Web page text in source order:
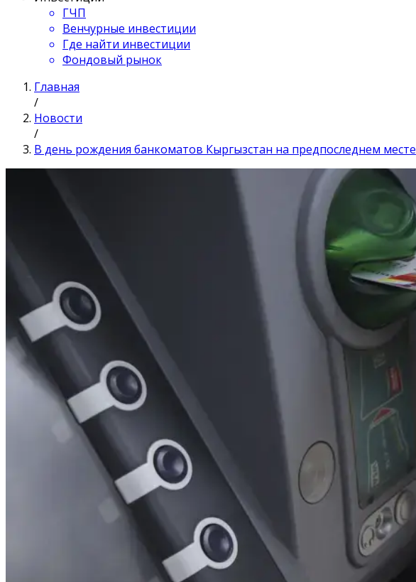
ГЧП
Венчурные инвестиции
Где найти инвестиции
Фондовый рынок
Главная
/
Новости
/
В день рождения банкоматов Кыргызстан на предпоследнем месте